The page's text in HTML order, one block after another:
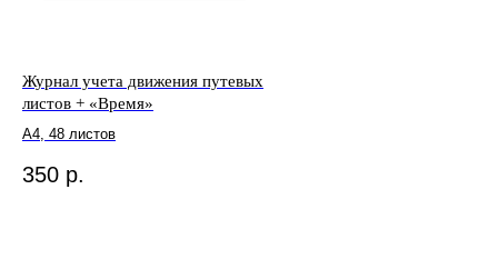
Журнал учета движения путевых
листов + «Время»
А4, 48 листов
350 р.